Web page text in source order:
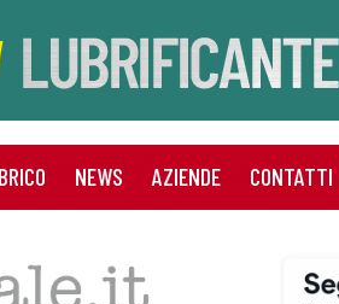
NEWS AZIENDE CONTATTI